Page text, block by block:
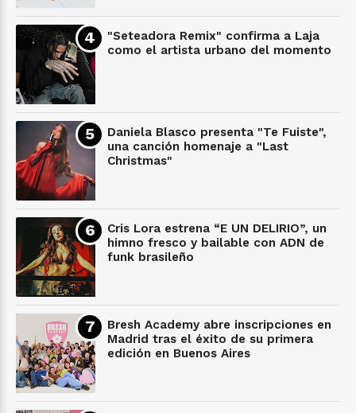
"Seteadora Remix" confirma a Laja
como el artista urbano del momento
Daniela Blasco presenta "Te Fuiste",
una canción homenaje a "Last
Christmas"
Cris Lora estrena “E UN DELIRIO”, un
himno fresco y bailable con ADN de
funk brasileño
Bresh Academy abre inscripciones en
Madrid tras el éxito de su primera
edición en Buenos Aires